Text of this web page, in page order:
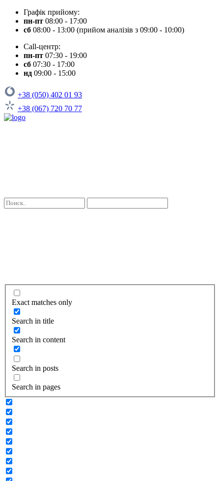
Графік прийому:
пн-пт 08:00 - 17:00
сб 08:00 - 13:00 (прийом аналізів з 09:00 - 10:00)
Call-центр:
пн-пт 07:30 - 19:00
сб 07:30 - 17:00
нд 09:00 - 15:00
+38 (050) 402 01 93
+38 (067) 720 70 77
Exact matches only
Search in title
Search in content
Search in posts
Search in pages